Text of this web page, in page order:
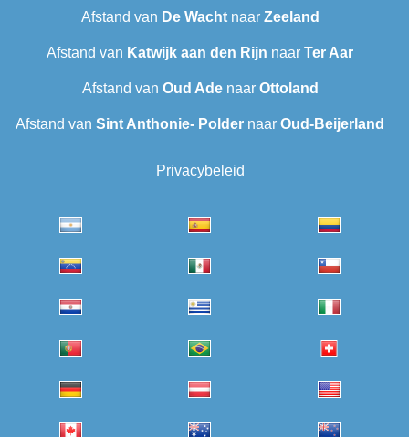
Afstand van De Wachtnaar Zeeland
Afstand van Katwijk aan den Rijn naar Ter Aar
Afstand van Oud Adenaar Ottoland
Afstand van Sint Anthonie- Polder naar Oud-Beijerland
Privacybeleid